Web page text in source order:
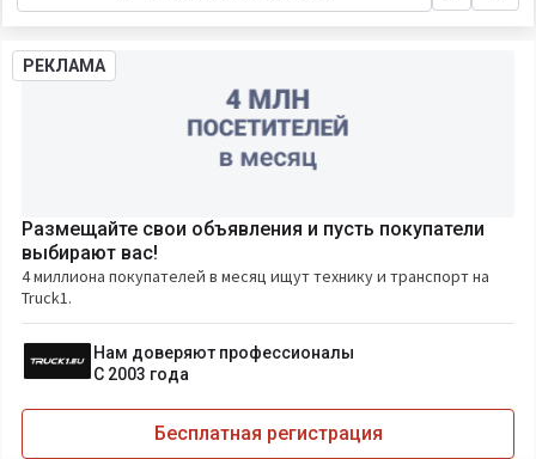
РЕКЛАМА
Размещайте свои объявления и пусть покупатели
выбирают вас!
4 миллиона покупателей в месяц ищут технику и транспорт на
Truck1.
Нам доверяют профессионалы
С 2003 года
Бесплатная регистрация